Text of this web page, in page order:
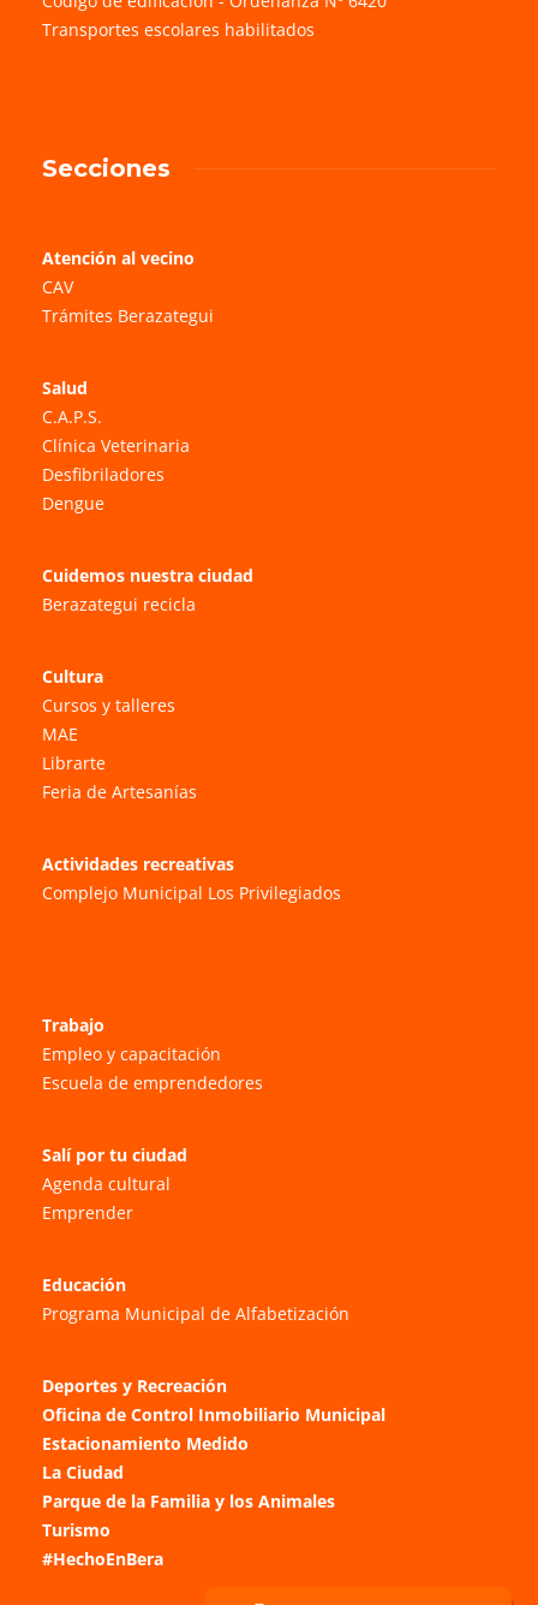
Transportes escolares habilitados
Secciones
Atención al vecino
CAV
Trámites Berazategui
Salud
C.A.P.S.
Clínica Veterinaria
Desfibriladores
Dengue
Cuidemos nuestra ciudad
Berazategui recicla
Cultura
Cursos y talleres
MAE
Librarte
Feria de Artesanías
Actividades recreativas
Complejo Municipal Los Privilegiados
Trabajo
Empleo y capacitación
Escuela de emprendedores
Salí por tu ciudad
Agenda cultural
Emprender
Educación
Programa Municipal de Alfabetización
Deportes y Recreación
Oficina de Control Inmobiliario Municipal
Estacionamiento Medido
La Ciudad
Parque de la Familia y los Animales
Turismo
#HechoEnBera